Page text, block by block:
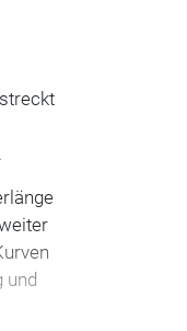
und